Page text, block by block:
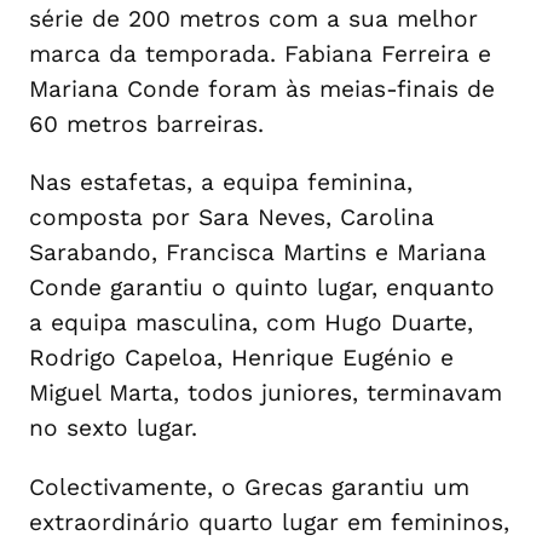
série de 200 metros com a sua melhor
marca da temporada. Fabiana Ferreira e
Mariana Conde foram às meias-finais de
60 metros barreiras.
Nas estafetas, a equipa feminina,
composta por Sara Neves, Carolina
Sarabando, Francisca Martins e Mariana
Conde garantiu o quinto lugar, enquanto
a equipa masculina, com Hugo Duarte,
Rodrigo Capeloa, Henrique Eugénio e
Miguel Marta, todos juniores, terminavam
no sexto lugar.
Colectivamente, o Grecas garantiu um
extraordinário quarto lugar em femininos,